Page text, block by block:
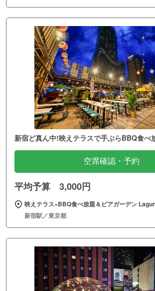
新宿ど真ん中!映えテラスで手ぶらBBQ食べ
空席確認・予約
平均予算 3,000円
映えテラス×BBQ食べ放題＆ビアガーデン
新宿駅／東京都